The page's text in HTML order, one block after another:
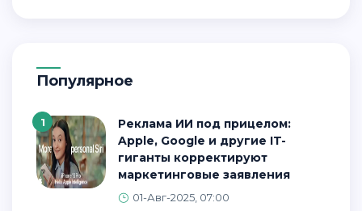
Популярное
1
Реклама ИИ под прицелом:
Apple, Google и другие IT-
гиганты корректируют
маркетинговые заявления
01-Авг-2025, 07:00